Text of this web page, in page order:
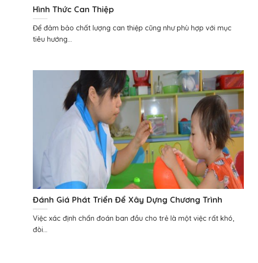
Hình Thức Can Thiệp
Để đảm bảo chất lượng can thiệp cũng như phù hợp với mục
tiêu hướng...
Đánh Giá Phát Triển Để Xây Dựng Chương Trình
Việc xác định chẩn đoán ban đầu cho trẻ là một việc rất khó,
đòi...